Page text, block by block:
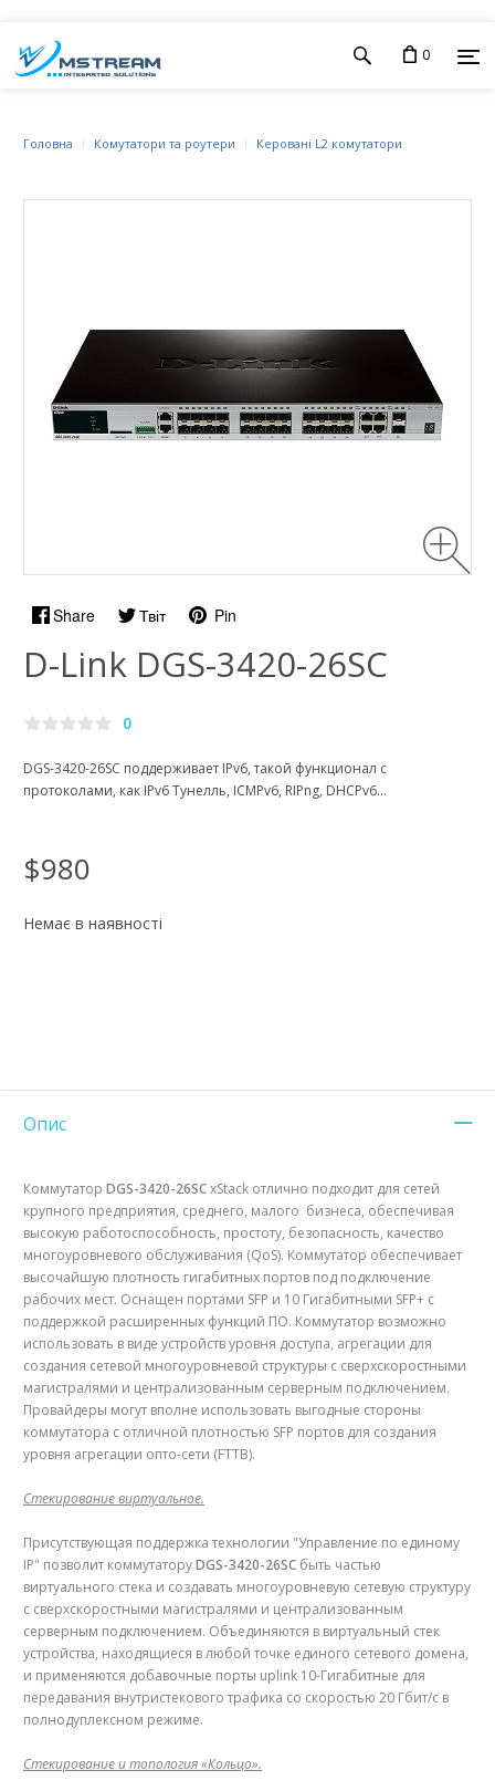
0
Головна Комутатори та роутери Керовані L2 комутатори
Share Твіт Pin
D-Link DGS-3420-26SC
0
DGS-3420-26SC поддерживает IPv6, такой функционал с
протоколами, как IPv6 Tунелль, ICMPv6, RIPng, DHCPv6...
$980
Немає в наявності
Опис
Коммутатор DGS-3420-26SCxStack отлично подходит для сетей
крупного предприятия, среднего, малого бизнеса, обеспечивая
высокую работоспособность, простоту, безопасность, качество
многоуровневого обслуживания (QoS). Коммутатор обеспечивает
высочайшую плотность гигабитных портов под подключение
рабочих мест. Оснащен портами SFP и 10 Гигабитными SFP+ с
поддержкой расширенных функций ПО. Коммутатор возможно
использовать в виде устройств уровня доступа, агрегации для
создания сетевой многоуровневой структуры с сверхскоростными
магистралями и централизованным серверным подключением.
Провайдеры могут вполне использовать выгодные стороны
коммутатора с отличной плотностью SFP портов для создания
уровня агрегации опто-сети (FTTB).
Стекирование виртуальное.
Присутствующая поддержка технологии "Управление по единому
IP" позволит коммутаторуDGS-3420-26SC быть частью
виртуального стека и создавать многоуровневую сетевую структуру
с сверхскоростными магистралями и централизованным
серверным подключением. Объединяются в виртуальный стек
устройства, находящиеся в любой точке единого сетевого домена,
и применяются добавочные порты uplink 10-Гигабитные для
передавания внутристекового трафика со скоростью 20 Гбит/с в
полнодуплексном режиме.
Стекирование и топология «Кольцо».